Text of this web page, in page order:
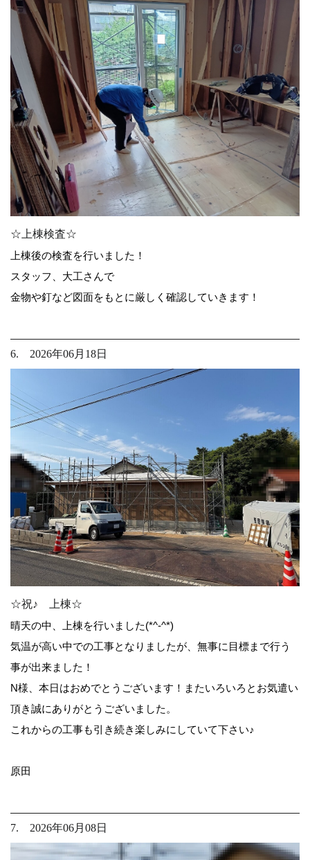
☆上棟検査☆
上棟後の検査を行いました！
スタッフ、大工さんで
金物や釘など図面をもとに厳しく確認していきます！
6. 2026年06月18日
☆祝♪ 上棟☆
晴天の中、上棟を行いました(*^-^*)
気温が高い中での工事となりましたが、無事に目標まで行う
事が出来ました！
N様、本日はおめでとうございます！またいろいろとお気遣い
頂き誠にありがとうございました。
これからの工事も引き続き楽しみにしていて下さい♪
原田
7. 2026年06月08日